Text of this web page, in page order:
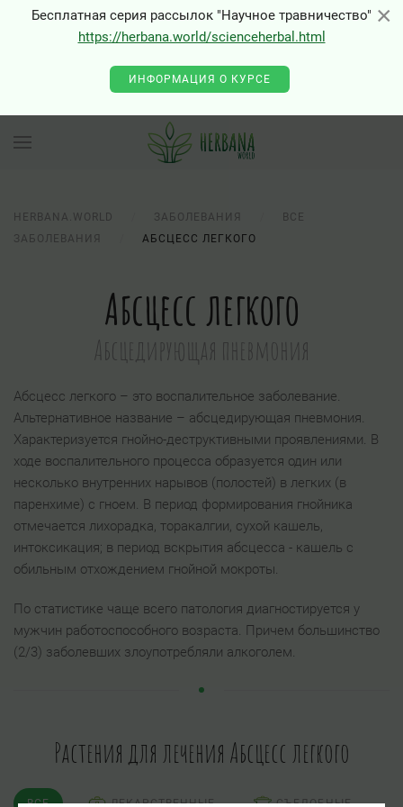
×
Бесплатная серия рассылок "Научное травничество"
https://herbana.world/scienceherbal.html
ИНФОРМАЦИЯ О КУРСЕ
HERBANA.WORLD ЗАБОЛЕВАНИЯ
ВСЕ
ЗАБОЛЕВАНИЯ
АБСЦЕСС ЛЕГКОГО
Абсцесс легкого
Абсцедирующая пневмония
Абсцесс легкого – это воспалительное заболевание.
Альтернативное название – абсцедирующая пневмония.
Характеризуется гнойно-деструктивными проявлениями. В
ходе воспалительного процесса образуется один или
несколько внутренних нарывов (полостей) в легких (в
паренхиме) с гноем. В период формирования гнойника
отмечается лихорадка, торакалгии, сухой кашель,
интоксикация; в период вскрытия абсцесса - кашель с
обильным отхождением гнойной мокроты.
По статистике чаще всего патология диагностируется у
мужчин работоспособного возраста. Причем большинство
(2/3) заболевших злоупотребляли алкоголем.
Растения для лечения Абсцесс легкого
ВСЕ ЛЕКАРСТВЕННЫЕ СЪЕДОБНЫЕ
×